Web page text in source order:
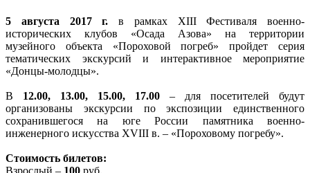
5 августа 2017 г. в рамках XIII Фестиваля военно-
исторических клубов «Осада Азова» на территории
музейного объекта «Пороховой погреб» пройдет серия
тематических экскурсий и интерактивное мероприятие
«Донцы-молодцы».
В 12.00, 13.00, 15.00, 17.00 – для посетителей будут
организованы экскурсии по экспозиции единственного
сохранившегося на юге России памятника военно-
инженерного искусства XVIII в. – «Пороховому погребу».
Стоимость билетов:
Взрослый – 100 руб.